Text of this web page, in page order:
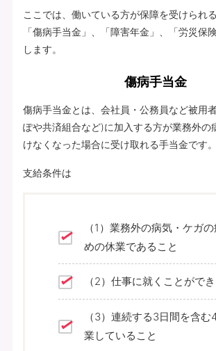
ここでは、働いている方が保障を受けられ
「傷病手当金」、「障害年金」、「労災保
します。
傷病手当金
傷病手当金とは、会社員・公務員など被用
ぽや共済組合など)に加入する方が業務外の
けなくなった場合に受け取れる手当金です。
支給条件は
（1）業務外の病気・ケガ
めの休業であること
（2）仕事に就くことがで
（3）連続する3日間を含
業していること